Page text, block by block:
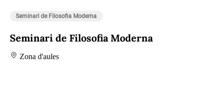
Seminari de Filosofia Moderna
Seminari de Filosofia Moderna
Zona d'aules